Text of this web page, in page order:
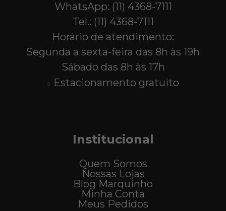
WhatsApp: (11) 4368-7111
Tel.: (11) 4368-7111
Horário de atendimento:
Segunda a sexta-feira das 8h às 19h
Sábado das 8h às 17h
Estacionamento gratuito
Institucional
Quem Somos
Nossas Lojas
Blog Marquinho
Minha Conta
Meus Pedidos